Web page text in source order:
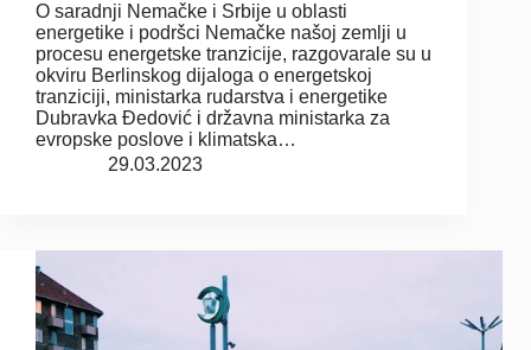
O saradnji Nemačke i Srbije u oblasti
energetike i podršci Nemačke našoj zemlji u
procesu energetske tranzicije, razgovarale su u
okviru Berlinskog dijaloga o energetskoj
tranziciji, ministarka rudarstva i energetike
Dubravka Đedović i državna ministarka za
evropske poslove i klimatska…
29.03.2023